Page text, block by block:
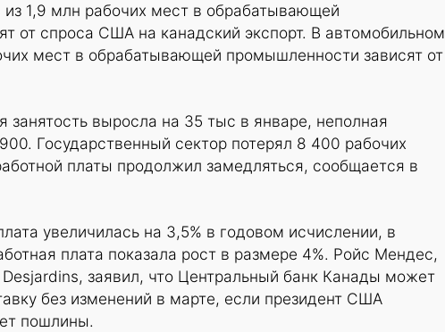
из 1,9 млн рабочих мест в обрабатывающей
от спроса США на канадский экспорт. В автомобильном
мест в обрабатывающей промышленности зависят от
занятость выросла на 35 тыс в январе, неполная
Государственный сектор потерял 8 400 рабочих
платы продолжил замедляться, сообщается в
увеличилась на 3,5% в годовом исчислении, в
плата показала рост в размере 4%. Ройс Мендес,
заявил, что Центральный банк Канады может
без изменений в марте, если президент США
пошлины.